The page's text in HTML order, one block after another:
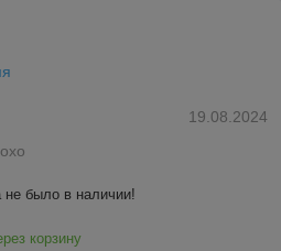
19.08.2024
не было в наличии!
корзину